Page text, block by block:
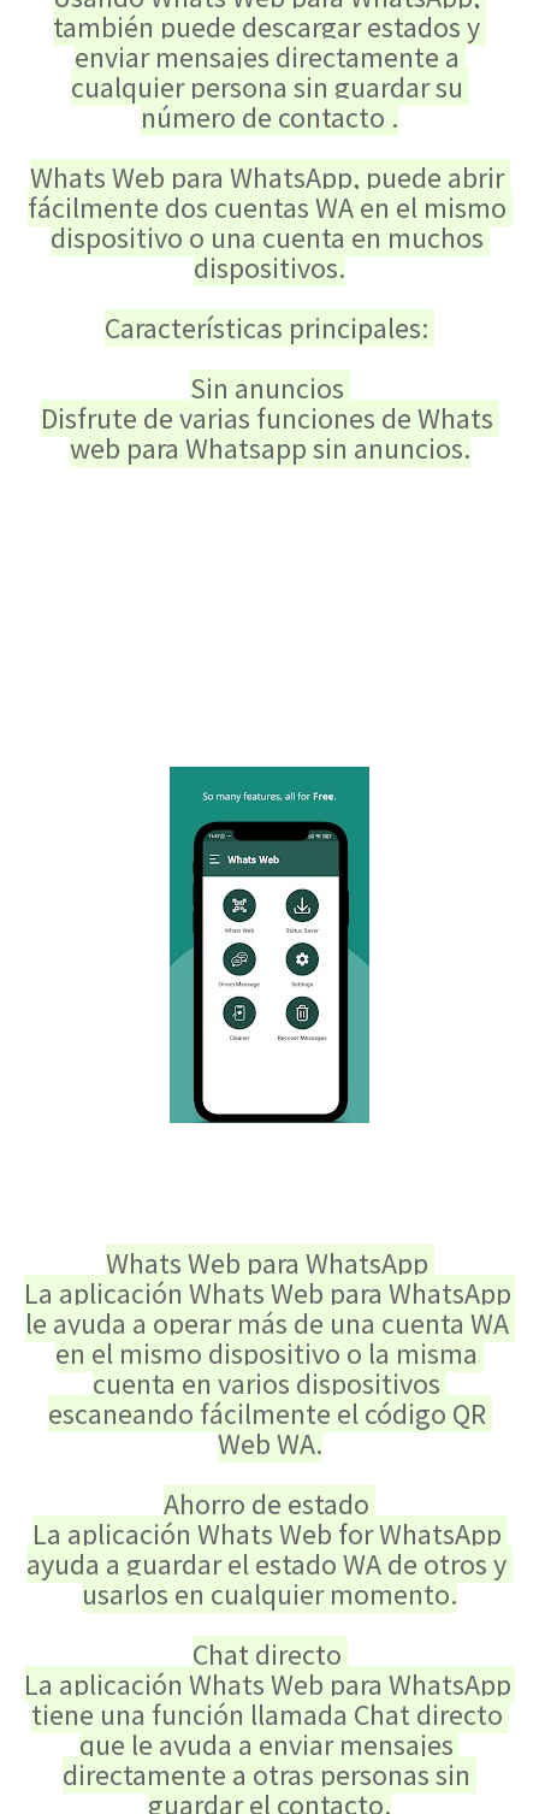
también puede descargar estados y
enviar mensajes directamente a
cualquier persona sin guardar su
número de contacto .
Whats Web para WhatsApp, puede abrir
fácilmente dos cuentas WA en el mismo
dispositivo o una cuenta en muchos
dispositivos.
Características principales:
Sin anuncios
Disfrute de varias funciones de Whats
web para Whatsapp sin anuncios.
Whats Web para WhatsApp
La aplicación Whats Web para WhatsApp
le ayuda a operar más de una cuenta WA
en el mismo dispositivo o la misma
cuenta en varios dispositivos
escaneando fácilmente el código QR
Web WA.
Ahorro de estado
La aplicación Whats Web for WhatsApp
ayuda a guardar el estado WA de otros y
usarlos en cualquier momento.
Chat directo
La aplicación Whats Web para WhatsApp
tiene una función llamada Chat directo
que le ayuda a enviar mensajes
directamente a otras personas sin
guardar el contacto.